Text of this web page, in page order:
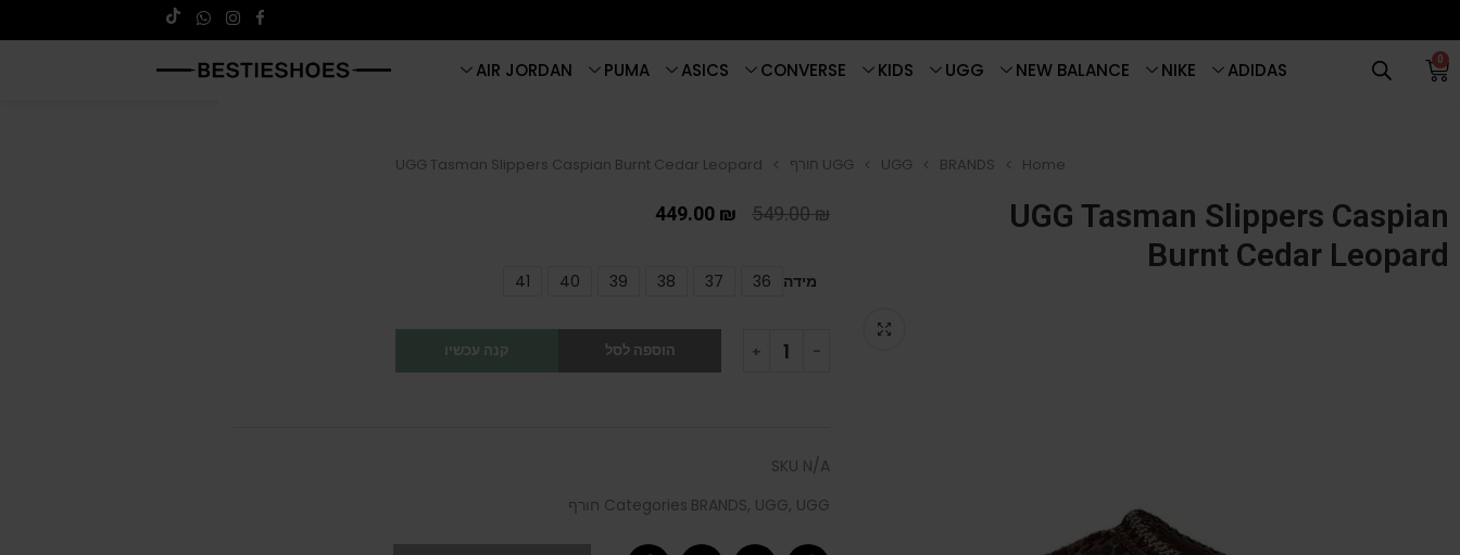
0
ADIDAS
NIKE
NEW BALANCE
UGG
KIDS
CONVERSE
ASICS
PUMA
AIR JORDAN
Home
BRANDS
UGG UGG חורף UGG Tasman Slippers Caspian Burnt Cedar Leopard
UGG Tasman Slippers Caspian
Burnt Cedar Leopard
549.00₪
449.00 ₪
מידה 36
37
38
39
40
41
הוספה לסל קנה עכשיו
SKU N/A
Categories BRANDS, UGG, UGG חורף